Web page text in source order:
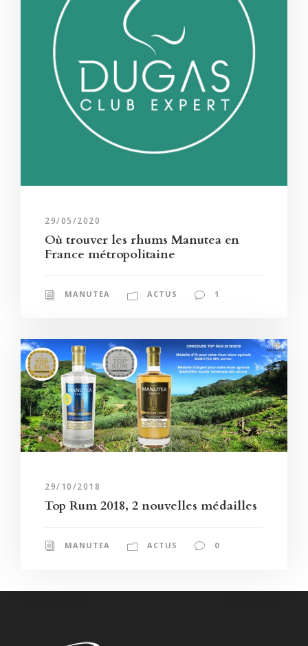
29/05/2020
Où trouver les rhums Manutea en
France métropolitaine
MANUTEA ACTUS 1
29/10/2018
Top Rum 2018, 2 nouvelles médailles
MANUTEA ACTUS 0